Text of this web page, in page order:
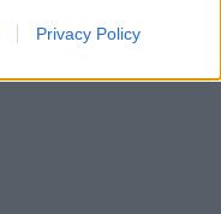
Privacy Policy